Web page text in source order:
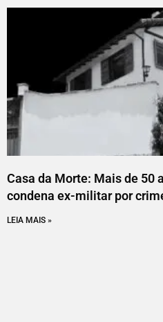
Casa da Morte: Mais de 50
condena ex-militar por
LEIA MAIS »